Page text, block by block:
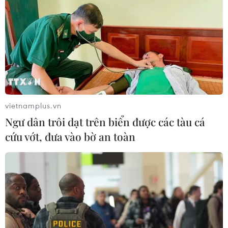
Dòng chảy văn hóa truyền thống
trong 'Lý Ngựa ô Huế' phiên bản
'vượt chông gai"
29/07/2026 03:16
"Giữ trọn lời thề" - Khúc tri ân những
người giữ bình yên cho Tổ quốc
NSND Đỗ Quốc Hưng được bổ nhiệm
làm Giám đốc Nhạc viện Thành phố
Hồ Chí Minh
25/07/2026 10:12
vietnamplus.vn
Ngư dân trôi dạt trên biển được các tàu cá
cứu vớt, đưa vào bờ an toàn